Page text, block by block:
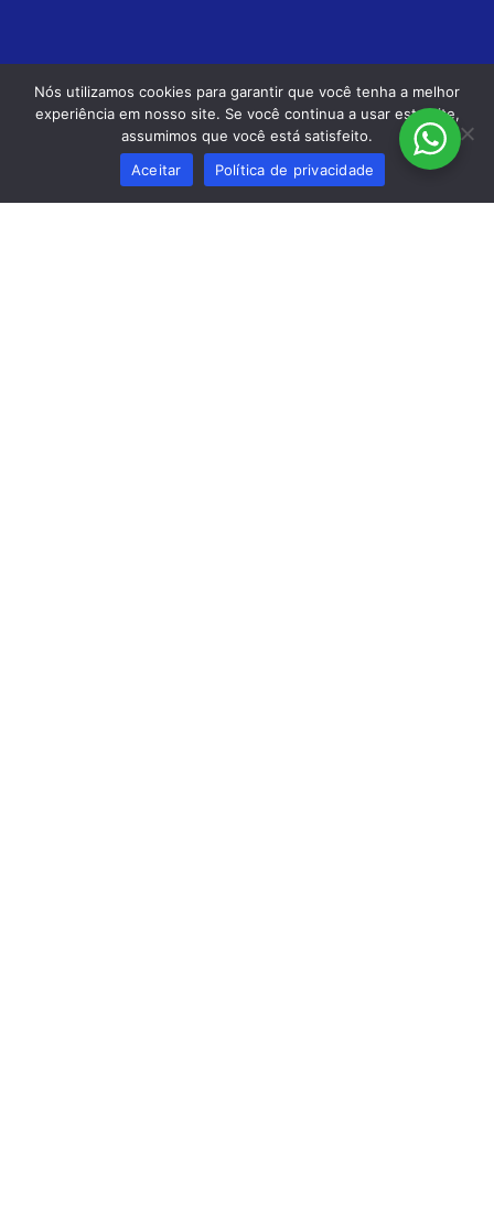
Nós utilizamos cookies para garantir que você tenha a melhor
experiência em nosso site. Se você continua a usar este site,
assumimos que você está satisfeito.
Aceitar
Política de privacidade